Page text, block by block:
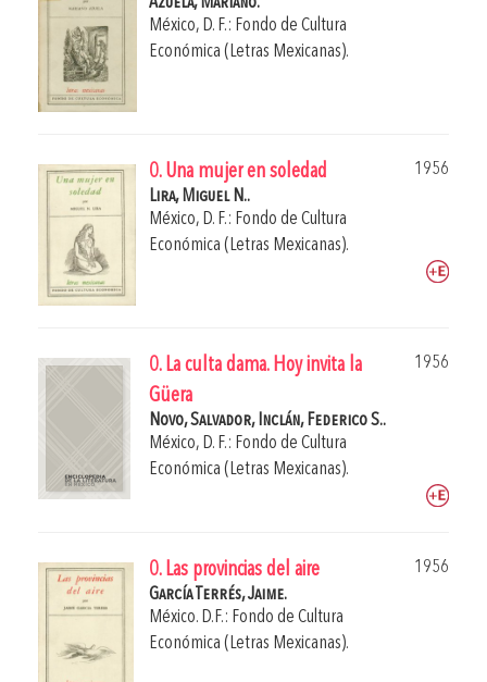
México, D. F.: Fondo de Cultura
Económica (Letras Mexicanas).
0. Una mujer en soledad
1956
Lira, Miguel N..
México, D. F.: Fondo de Cultura
Económica (Letras Mexicanas).
0. La culta dama. Hoy invita la
Güera
1956
Novo, Salvador, Inclán, Federico S..
México, D. F.: Fondo de Cultura
Económica (Letras Mexicanas).
0. Las provincias del aire
1956
García Terrés, Jaime.
México. D.F.: Fondo de Cultura
Económica (Letras Mexicanas).